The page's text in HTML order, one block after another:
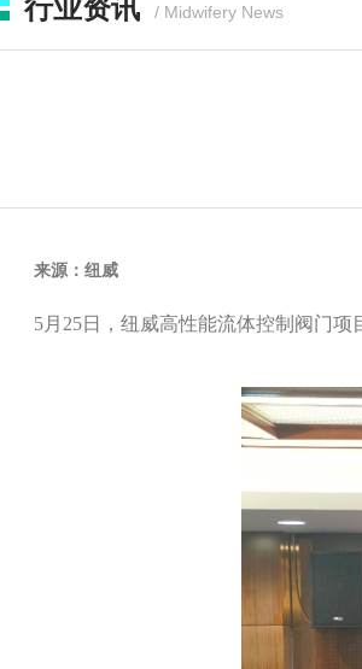
行业资讯 / Midwifery News
来源：纽威
5月25日，纽威高性能流体控制阀门